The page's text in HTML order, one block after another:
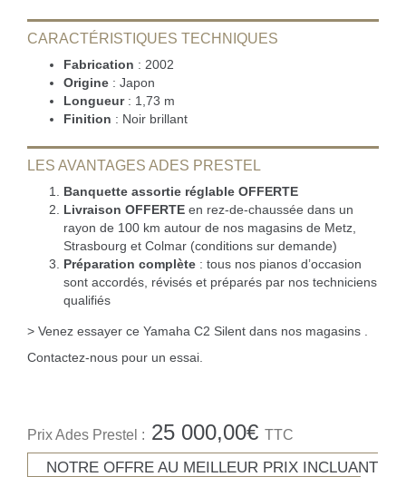
CARACTÉRISTIQUES TECHNIQUES
Fabrication : 2002
Origine : Japon
Longueur: 1,73 m
Finition : Noir brillant
LES AVANTAGES ADES PRESTEL
Banquette assortie réglable OFFERTE
Livraison OFFERTE en rez-de-chaussée dans un
rayon de 100 km autour de nos magasins de Metz,
Strasbourg et Colmar (conditions sur demande)
Préparation complète : tous nos pianos d’occasion
sont accordés, révisés et préparés par nos techniciens
qualifiés
> Venez essayer ce Yamaha C2 Silent dans nos magasins .
Contactez-nous pour un essai.
Prix Ades Prestel : 25 000,00€ TTC
NOTRE OFFRE AU MEILLEUR PRIX INCLUANT